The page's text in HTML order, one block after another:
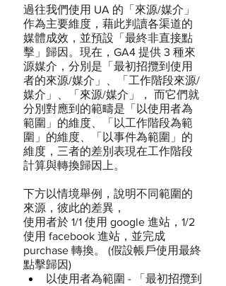
過往我們使用 UA 的 「來源/媒介」
作為主要維度，藉此判讀各渠道的
媒體成效，並預設「最終非直接點
擊」歸因。現在，GA4 提供 3 種來
源媒介，分別是「最初招攬到使用
者的來源/媒介」、「工作階段來源/
媒介」、「來源/媒介」， 而它們就
分別對應到的範疇是「以使用者為
範圍」的維度、「以工作階段為範
圍」的維度、「以事件為範圍」的
維度，三者的差別表現在工作階段
計算與轉換歸因上。
下方以情境舉例，說明不同範圍的
來源，彼此的差異，
使用者於 1/1 使用 google 進站，1/2
使用 facebook 進站，並完成
purchase 轉換。 (假設帳戶使用最終
點擊歸因)
以使用者為範圍 - 「最初招攬到